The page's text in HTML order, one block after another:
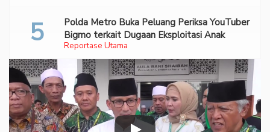
Reportase Utama
Polda Metro Buka Peluang Periksa YouTuber
Bigmo terkait Dugaan Eksploitasi Anak